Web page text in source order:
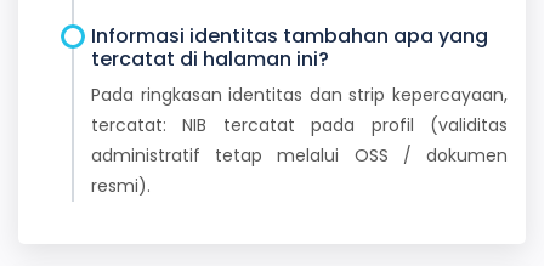
Informasi identitas tambahan apa yang
tercatat di halaman ini?
Pada ringkasan identitas dan strip kepercayaan,
tercatat: NIB tercatat pada profil (validitas
administratif tetap melalui OSS / dokumen
resmi).